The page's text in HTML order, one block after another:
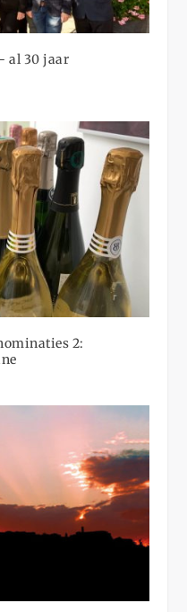
al 30 jaar
2: